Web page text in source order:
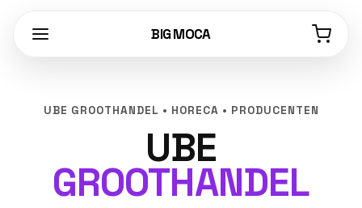
BIG MOCA
UBE GROOTHANDEL • HORECA • PRODUCENTEN
UBE
GROOTHANDEL